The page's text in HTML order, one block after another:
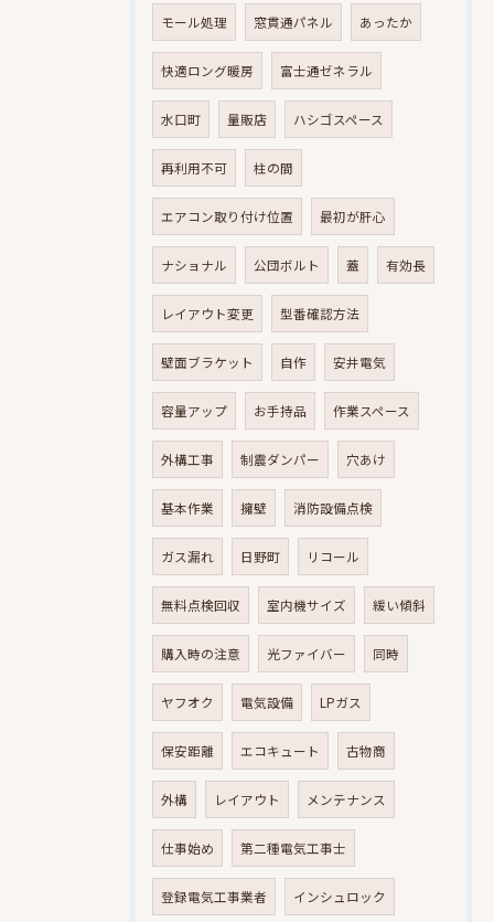
モール処理 窓貫通パネル あったか
快適ロング暖房 富士通ゼネラル
水口町 量販店 ハシゴスペース
再利用不可 柱の間
エアコン取り付け位置 最初が肝心
ナショナル 公団ボルト 蓋 有効長
レイアウト変更 型番確認方法
壁面ブラケット 自作 安井電気
容量アップ お手持品 作業スペース
外構工事 制震ダンパー 穴あけ
基本作業 擁壁 消防設備点検
ガス漏れ 日野町 リコール
無料点検回収 室内機サイズ 緩い傾斜
購入時の注意 光ファイバー 同時
ヤフオク 電気設備 LPガス
保安距離 エコキュート 古物商
外構 レイアウト メンテナンス
仕事始め 第二種電気工事士
登録電気工事業者 インシュロック